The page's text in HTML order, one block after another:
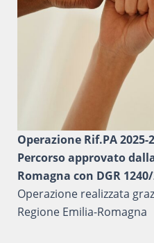
Operazione Rif.PA 2025-
Percorso approvato
Romagna con DGR
Operazione realizzata
Regione Emilia-Romagna